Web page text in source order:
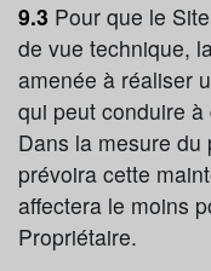
9.3 Pour que le
de vue technique,
amenée à réaliser
qui peut conduire à
Dans la mesure
prévoira cette
affectera le moins
Propriétaire.